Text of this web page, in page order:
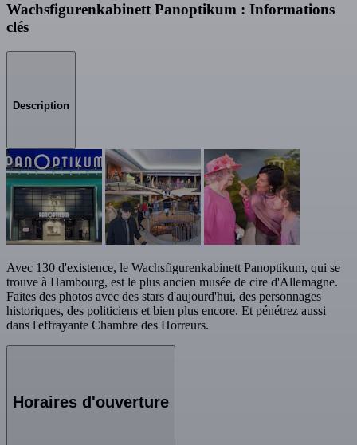
Wachsfigurenkabinett Panoptikum : Informations
clés
Description
Avec 130 d'existence, le Wachsfigurenkabinett Panoptikum, qui se
trouve à Hambourg, est le plus ancien musée de cire d'Allemagne.
Faites des photos avec des stars d'aujourd'hui, des personnages
historiques, des politiciens et bien plus encore. Et pénétrez aussi
dans l'effrayante Chambre des Horreurs.
Horaires d'ouverture